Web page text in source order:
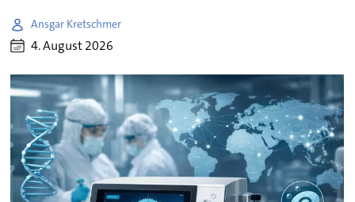
Ansgar Kretschmer
4. August 2026